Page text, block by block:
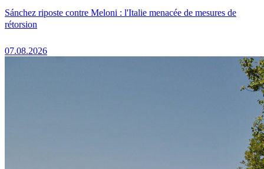
Sánchez riposte contre Meloni : l'Italie menacée de mesures de
rétorsion
07.08.2026